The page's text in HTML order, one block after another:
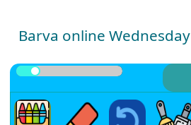
Barva online Wednesday